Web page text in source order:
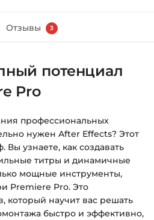
— нажмите
(почта и пароль).
способом (более 8
страница
кнопкой«Перейти к
её — и откроется
на курс придёт вам
Отзывы 3
потенциал
Pro
профессиональных
нужен After Effects? Этот
Вы узнаете, как создавать
титры и динамичные
мощные инструменты,
Premiere Pro. Это
который научит вас решать
быстро и эффективно,